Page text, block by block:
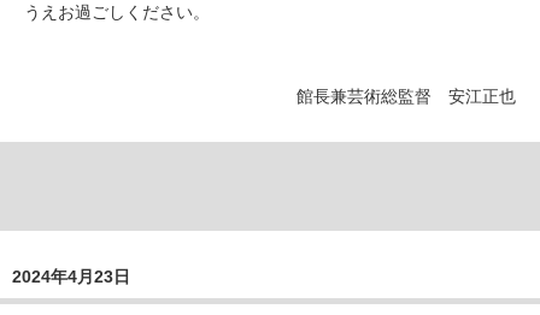
うえお過ごしください。
館長兼芸術総監督 安江正也
2024年4月23日